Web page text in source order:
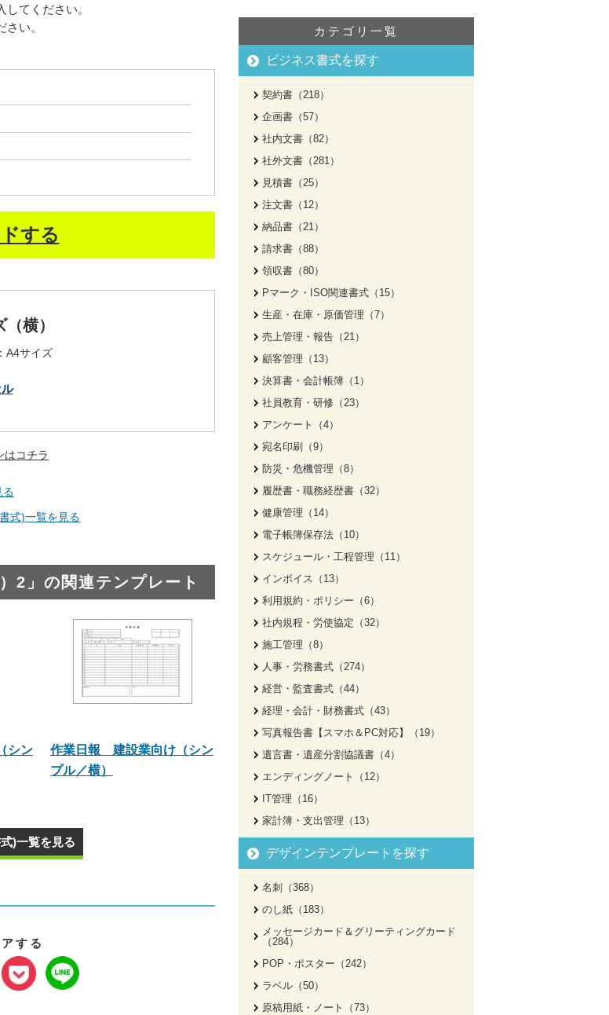
てください。
い。
する
横）
A4サイズ
はコチラ
る
式)一覧を見る
2」の関連テンプレート
シン
作業日報 建設業向け（シン
プル／横）
)一覧を見る
する
カテゴリ一覧
ビジネス書式を探す
契約書（218）
企画書（57）
社内文書（82）
社外文書（281）
見積書（25）
注文書（12）
納品書（21）
請求書（88）
領収書（80）
Pマーク・ISO関連書式（15）
生産・在庫・原価管理（7）
売上管理・報告（21）
顧客管理（13）
決算書・会計帳簿（1）
社員教育・研修（23）
アンケート（4）
宛名印刷（9）
防災・危機管理（8）
履歴書・職務経歴書（32）
健康管理（14）
電子帳簿保存法（10）
スケジュール・工程管理（11）
インボイス（13）
利用規約・ポリシー（6）
社内規程・労使協定（32）
施工管理（8）
人事・労務書式（274）
経営・監査書式（44）
経理・会計・財務書式（43）
写真報告書【スマホ＆PC対応】（19）
遺言書・遺産分割協議書（4）
エンディングノート（12）
IT管理（16）
家計簿・支出管理（13）
デザインテンプレートを探す
名刺（368）
のし紙（183）
メッセージカード＆グリーティングカード
（284）
POP・ポスター（242）
ラベル（50）
原稿用紙・ノート（73）